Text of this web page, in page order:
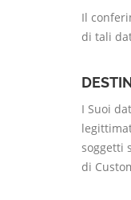
Il
di tali
I Suoi
soggetti
di